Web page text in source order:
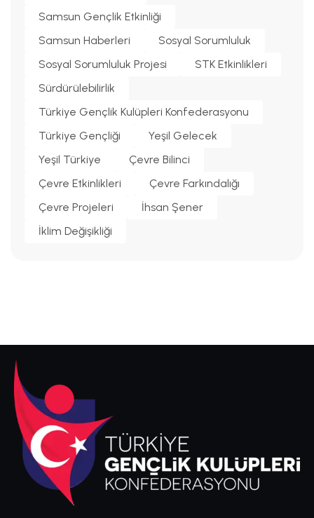
Samsun Gençlik Etkinliği
Samsun Haberleri
Sosyal Sorumluluk
Sosyal Sorumluluk Projesi
STK Etkinlikleri
Sürdürülebilirlik
Türkiye Gençlik Kulüpleri Konfederasyonu
Türkiye Gençliği
Yeşil Gelecek
Yeşil Türkiye
Çevre Bilinci
Çevre Etkinlikleri
Çevre Farkındalığı
Çevre Projeleri
İhsan Şener
İklim Değişikliği